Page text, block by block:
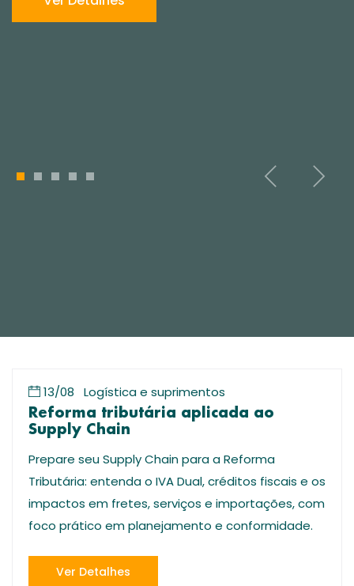
Ver Detalhes
1 2 3 4 5
13/08 Logística e suprimentos
Reforma tributária aplicada ao
Supply Chain
Prepare seu Supply Chain para a Reforma
Tributária: entenda o IVA Dual, créditos fiscais e os
impactos em fretes, serviços e importações, com
foco prático em planejamento e conformidade.
Ver Detalhes